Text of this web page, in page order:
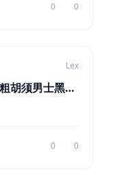
0 0
Lex
胡须男士黑白
0 0